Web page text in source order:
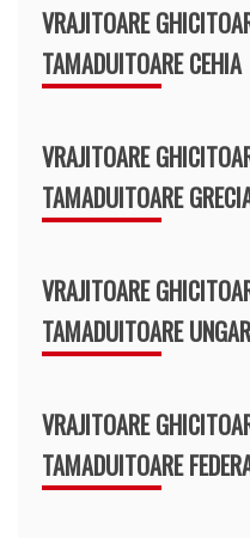
VRAJITOARE
TAMADUITOARE CEHIA
VRAJITOARE
TAMADUITOARE
VRAJITOARE
TAMADUITOARE
VRAJITOARE
TAMADUITOARE